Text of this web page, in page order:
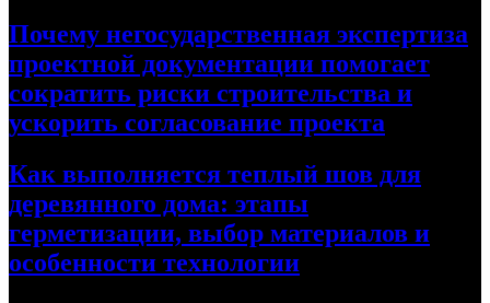
Почему негосударственная экспертиза
проектной документации помогает
сократить риски строительства и
ускорить согласование проекта
Как выполняется теплый шов для
деревянного дома: этапы
герметизации, выбор материалов и
особенности технологии